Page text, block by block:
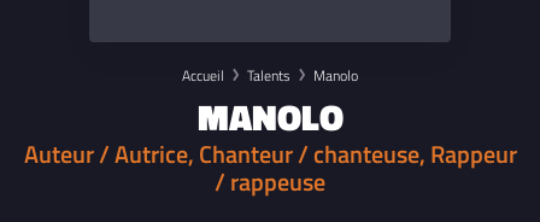
Accueil Talents Manolo
MANOLO
Auteur / Autrice, Chanteur / chanteuse, Rappeur
/ rappeuse